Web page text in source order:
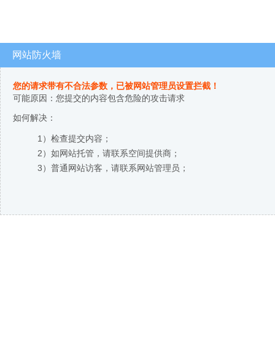
网站防火墙
您的请求带有不合法参数，已被网站管理员设置拦截！
可能原因：您提交的内容包含危险的攻击请求
如何解决：
1）检查提交内容；
2）如网站托管，请联系空间提供商；
3）普通网站访客，请联系网站管理员；